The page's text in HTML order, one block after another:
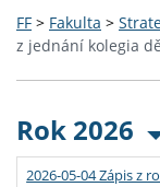
FF > Fakulta >
z jednání kolegia
Rok 2026
2026-05-04 Zápis z